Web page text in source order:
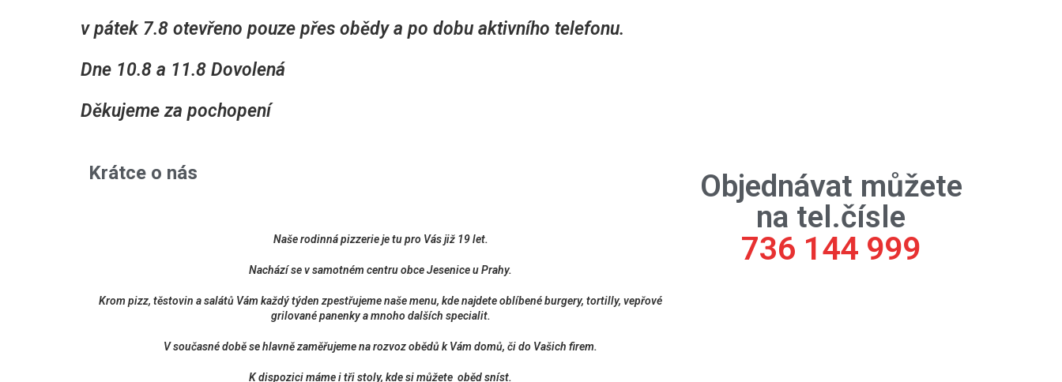
v pátek 7.8 otevřeno pouze přes obědy a po dobu aktivního telefonu.
Dne 10.8 a 11.8 Dovolená
Děkujeme za pochopení
Krátce o nás
Naše rodinná pizzerie je tu pro Vás již 19 let.
Nachází se v samotném centru obce Jesenice u Prahy.
Krom pizz, těstovin a salátů Vám každý týden zpestřujeme naše menu, kde najdete oblíbené burgery, tortilly, vepřové
grilované panenky a mnoho dalších specialit.
V současné době se hlavně zaměřujeme na rozvoz obědů k Vám domů, či do Vašich firem.
K dispozici máme i tři stoly, kde si můžete oběd sníst.
Objednávat můžete
na tel.čísle
736 144 999